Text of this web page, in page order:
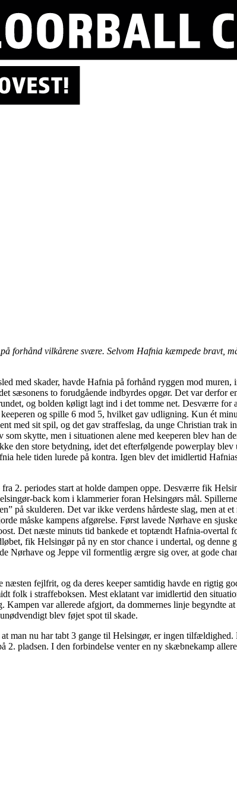
vilkårene svære. Selvom Hafnia kæmpede bravt,
med skader, havde Hafnia på forhånd ryggen mod
to forudgående indbyrdes opgør. Det var derfor
og bolden køligt lagt ind i det tomme net. Desværre
og spille 6 mod 5, hvilket gav udligning. Kun ét
med sit spil, og det gav straffeslag, da unge Christian trak
skytte, men i situationen alene med keeperen blev han
store betydning, idet det efterfølgende powerplay blev
hele tiden lurede på kontra. Igen blev det imidlertid
2. periodes start at holde dampen oppe. Desværre fik
back kom i klammerier foran Helsingørs mål.
på skulderen. Det var ikke verdens hårdeste slag, men at et
måske kampens afgørelse. Først lavede Nørhave en
Det næste minuts tid bankede et toptændt Hafnia-overtal
fik Helsingør på ny en stor chance i undertal, og denne
Nørhave og Jeppe vil formentlig ærgre sig over, at gode
fejlfrit, og da deres keeper samtidig havde en rigtig
folk i straffeboksen. Mest eklatant var imidlertid den
var allerede afgjort, da dommernes linje begyndte
blev føjet spot til skade.
man nu har tabt 3 gange til Helsingør, er ingen
pladsen. I den forbindelse venter en ny skæbnekamp